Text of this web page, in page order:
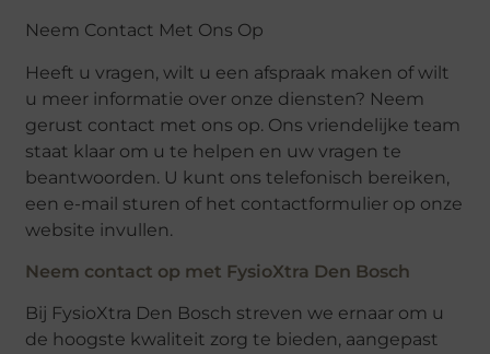
Neem Contact Met Ons Op
Heeft u vragen, wilt u een afspraak maken of wilt
u meer informatie over onze diensten? Neem
gerust contact met ons op. Ons vriendelijke team
staat klaar om u te helpen en uw vragen te
beantwoorden. U kunt ons telefonisch bereiken,
een e-mail sturen of het contactformulier op onze
website invullen.
Neem contact op met FysioXtra Den Bosch
Bij FysioXtra Den Bosch streven we ernaar om u
de hoogste kwaliteit zorg te bieden, aangepast